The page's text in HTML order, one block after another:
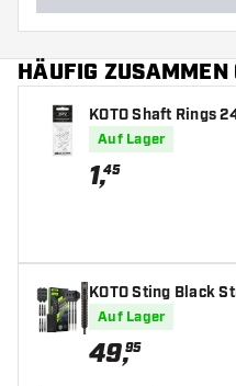
HÄUFIG ZUSAMMEN
KOTO Shaft Rings
Auf Lager
1,45
KOTO Sting Black
pfeile
Auf Lager
49,95